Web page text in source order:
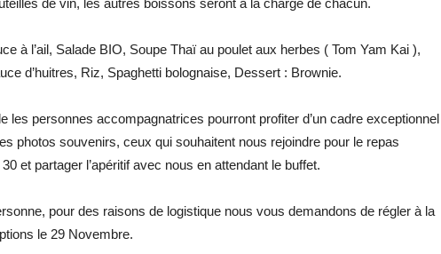
à l’ail, Salade BIO, Soupe Thaï au poulet aux herbes ( Tom Yam Kai ),
d’huitres, Riz, Spaghetti bolognaise, Dessert : Brownie.
les personnes accompagnatrices pourront profiter d’un cadre exceptionnel
photos souvenirs, ceux qui souhaitent nous rejoindre pour le repas
et partager l’apéritif avec nous en attendant le buffet.
pour des raisons de logistique nous vous demandons de régler à la
le 29 Novembre.